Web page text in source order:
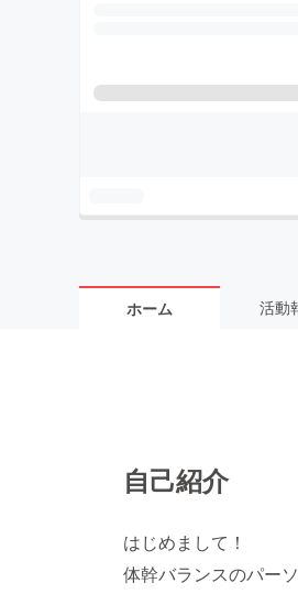
ホーム 活動
自己紹介
はじめまして！
体幹バランスのパー